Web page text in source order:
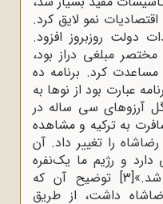
نمو لایق کرد.
دولت روزبروز افزود.
مبلغی دراز بود،
کرد. برنامه ده
عبارت بود از نوها به
آرزوهای سی ساله در
به ترکیه و مشاهده
را تغییر داد. آن
و رژیم ما یک‌نفره
[3]
توضیح آن که
داشت، از طریق